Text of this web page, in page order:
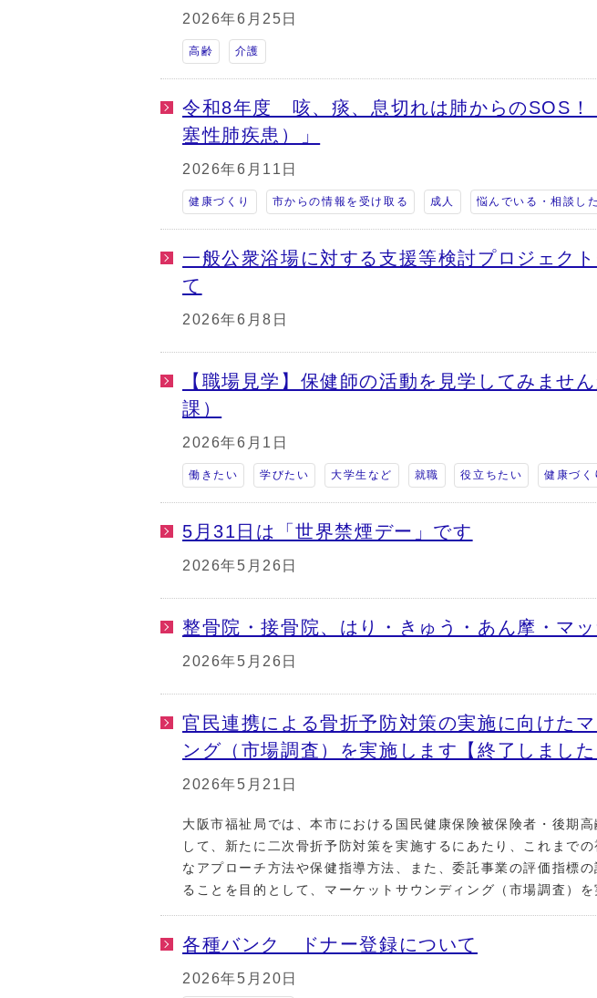
2026年6月25日
高齢 介護
令和8年度 咳、痰、息切れは肺からのSOS！
塞性肺疾患）」
2026年6月11日
健康づくり 市からの情報を受け取る 成人 悩んでいる・相談し
一般公衆浴場に対する支援等検討プロジェク
て
2026年6月8日
【職場見学】保健師の活動を見学してみませ
課）
2026年6月1日
働きたい 学びたい 大学生など 就職 役立ちたい 健康づく
5月31日は「世界禁煙デー」です
2026年5月26日
整骨院・接骨院、はり・きゅう・あん摩・マ
2026年5月26日
官民連携による骨折予防対策の実施に向けた
ング（市場調査）を実施します【終了しました
2026年5月21日
大阪市福祉局では、本市における国民健康保険被保険者・後期
して、新たに二次骨折予防対策を実施するにあたり、これまで
なアプローチ方法や保健指導方法、また、委託事業の評価指標
ることを目的として、マーケットサウンディング（市場調査）を
各種バンク ドナー登録について
2026年5月20日